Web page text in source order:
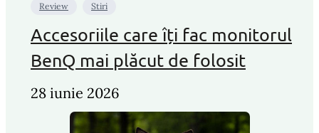
Review Stiri
Accesoriile care îți fac monitorul
BenQ mai plăcut de folosit
28 iunie 2026